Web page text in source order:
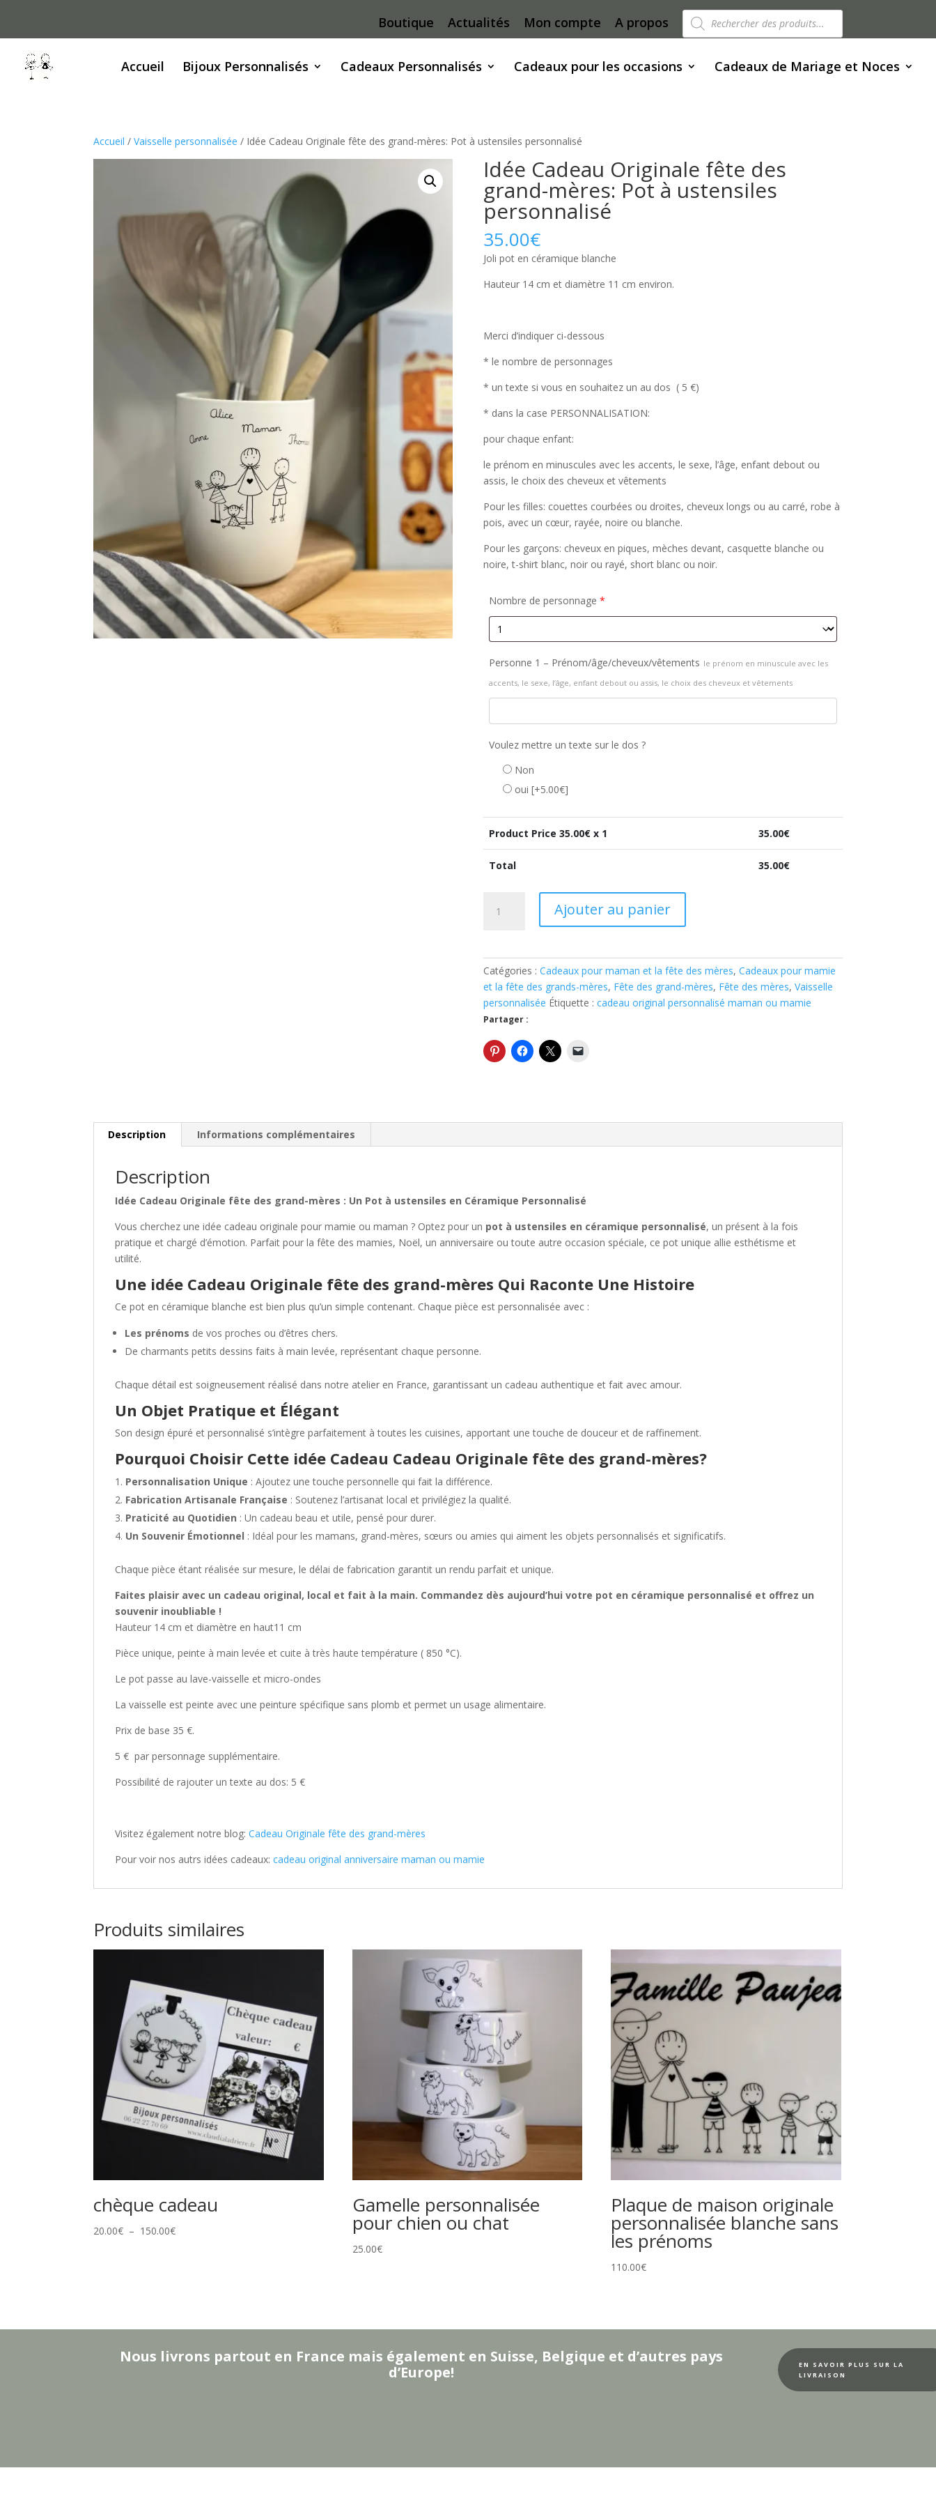
Boutique Actualités Mon compte A propos Recherche
de
produits
Accueil
Bijoux Personnalisés Cadeaux Personnalisés Cadeaux pour les occasions Cadeaux de Mariage et Noces
Accueil /Vaisselle personnalisée / Idée Cadeau Originale fête des grand-mères: Pot à ustensiles personnalisé
Idée Cadeau Originale fête des
grand-mères: Pot à ustensiles
personnalisé
35.00€
Joli pot en céramique blanche
Hauteur 14 cm et diamètre 11 cm environ.
Merci d’indiquer ci-dessous
* le nombre de personnages
* un texte si vous en souhaitez un au dos ( 5 €)
* dans la case PERSONNALISATION:
pour chaque enfant:
le prénom en minuscules avec les accents, le sexe, l’âge, enfant debout ou
assis, le choix des cheveux et vêtements
Pour les filles: couettes courbées ou droites, cheveux longs ou au carré, robe à
pois, avec un cœur, rayée, noire ou blanche.
Pour les garçons: cheveux en piques, mèches devant, casquette blanche ou
noire, t-shirt blanc, noir ou rayé, short blanc ou noir.
Nombre de personnage *
Personne 1 – Prénom/âge/cheveux/vêtements le prénom en minuscule avec les
accents, le sexe, l’âge, enfant debout ou assis, le choix des cheveux et vêtements
Voulez mettre un texte sur le dos ?
Non
oui [+5.00€]
Product Price 35.00€ x 1 35.00€
Total 35.00€
Originale
fête
grand-
mères:
Pot
à
Ajouter au panier
Catégories : Cadeaux pour maman et la fête des mères, Cadeaux pour mamie
et la fête des grands-mères, Fête des grand-mères, Fête des mères, Vaisselle
personnalisée Étiquette : cadeau original personnalisé maman ou mamie
Partager :
Description Informations complémentaires
Description
Idée Cadeau Originale fête des grand-mères : Un Pot à ustensiles en Céramique Personnalisé
Vous cherchez une idée cadeau originale pour mamie ou maman ? Optez pour un pot à ustensiles en céramique personnalisé, un présent à la fois
pratique et chargé d’émotion. Parfait pour la fête des mamies, Noël, un anniversaire ou toute autre occasion spéciale, ce pot unique allie esthétisme et
utilité.
Une idée Cadeau Originale fête des grand-mères Qui Raconte Une Histoire
Ce pot en céramique blanche est bien plus qu’un simple contenant. Chaque pièce est personnalisée avec :
Les prénoms de vos proches ou d’êtres chers.
De charmants petits dessins faits à main levée, représentant chaque personne.
Chaque détail est soigneusement réalisé dans notre atelier en France, garantissant un cadeau authentique et fait avec amour.
Un Objet Pratique et Élégant
Son design épuré et personnalisé s’intègre parfaitement à toutes les cuisines, apportant une touche de douceur et de raffinement.
Pourquoi Choisir Cette idée Cadeau Cadeau Originale fête des grand-mères?
Personnalisation Unique : Ajoutez une touche personnelle qui fait la différence.
Fabrication Artisanale Française : Soutenez l’artisanat local et privilégiez la qualité.
Praticité au Quotidien : Un cadeau beau et utile, pensé pour durer.
Un Souvenir Émotionnel : Idéal pour les mamans, grand-mères, sœurs ou amies qui aiment les objets personnalisés et significatifs.
Chaque pièce étant réalisée sur mesure, le délai de fabrication garantit un rendu parfait et unique.
Faites plaisir avec un cadeau original, local et fait à la main. Commandez dès aujourd’hui votre pot en céramique personnalisé et offrez un
souvenir inoubliable !
Hauteur 14 cm et diamètre en haut11 cm
Pièce unique, peinte à main levée et cuite à très haute température ( 850 °C).
Le pot passe au lave-vaisselle et micro-ondes
La vaisselle est peinte avec une peinture spécifique sans plomb et permet un usage alimentaire.
Prix de base 35 €.
5 € par personnage supplémentaire.
Possibilité de rajouter un texte au dos: 5 €
Visitez également notre blog:Cadeau Originale fête des grand-mères
Pour voir nos autrs idées cadeaux:cadeau original anniversaire maman ou mamie
Produits similaires
chèque cadeau
20.00€ – 150.00€Plage
Gamelle personnalisée
pour chien ou chat
25.00€
Plaque de maison originale
personnalisée blanche sans
les prénoms
110.00€
Nous livrons partout en France mais également en Suisse, Belgique et d’autres pays
d’Europe!
EN SAVOIR PLUS SUR LA
LIVRAISON